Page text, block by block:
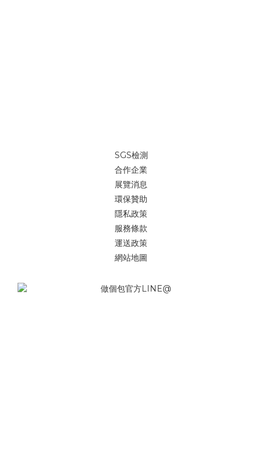
SGS檢測
合作企業
展覽消息
環保贊助
隱私政策
服務條款
運送政策
網站地圖